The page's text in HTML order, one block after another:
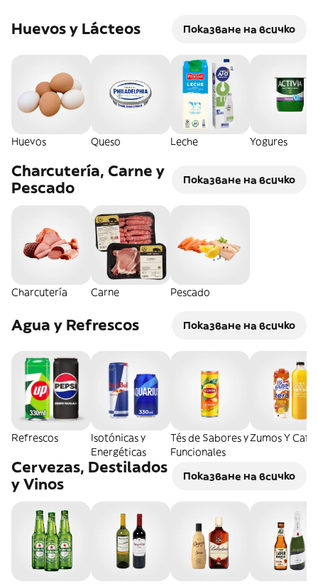
Huevos y Lácteos Показване на всичко
Huevos Queso Leche Yogures
Charcutería, Carne y
Pescado
Показване на всичко
Charcutería Carne Pescado
Agua y Refrescos Показване на всичко
Refrescos
Isotónicas y
Energéticas
Tés de Sabores y
Funcionales
Zumos Y Cafés
Cervezas, Destilados
y Vinos
Показване на всичко